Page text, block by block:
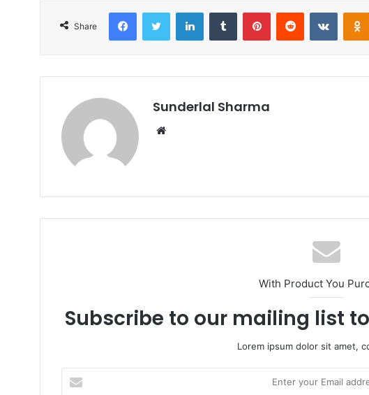
Share
FacebookTwitter LinkedInTumblr PinterestReddit
Sunderlal Sharma
Website
With Product You
Subscribe to our mailing list
Lorem ipsum dolor sit amet,
your